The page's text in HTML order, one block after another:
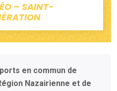
– SAINT-
en commun de
Nazairienne et de